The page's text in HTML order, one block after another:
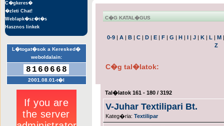
C�gkeres�
�zleti Chat!
Weblapk�sz�t�s
Hasznos linkek
L�togat�sok a Keresked�
weboldalain:
8160668
2001.08.01-t�l
C�G KATAL�GUS
0-9| A| B| C| D| E| F| G | H| I| J| K| L | M
Z
C�g tal�latok:
Tal�latok 161 - 180 / 3192
V-Juhar Textilipari Bt.
Kateg�ria: Textilipar